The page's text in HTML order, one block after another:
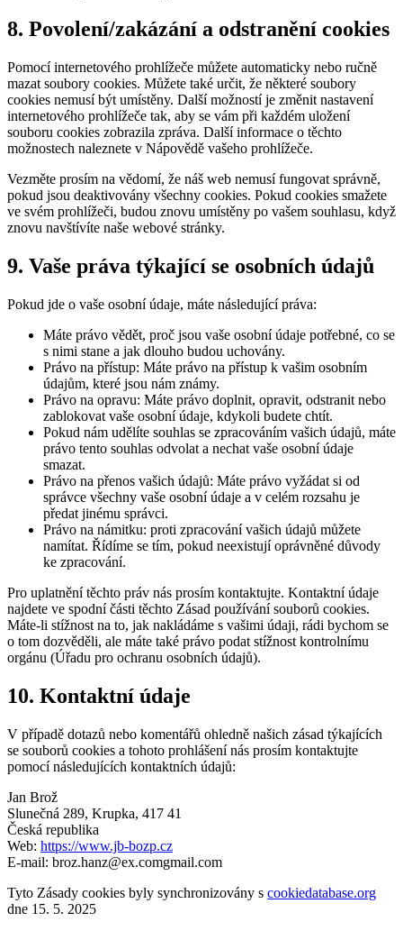
8. Povolení/zakázání a odstranění cookies
Pomocí internetového prohlížeče můžete automaticky nebo ručně
mazat soubory cookies. Můžete také určit, že některé soubory
cookies nemusí být umístěny. Další možností je změnit nastavení
internetového prohlížeče tak, aby se vám při každém uložení
souboru cookies zobrazila zpráva. Další informace o těchto
možnostech naleznete v Nápovědě vašeho prohlížeče.
Vezměte prosím na vědomí, že náš web nemusí fungovat správně,
pokud jsou deaktivovány všechny cookies. Pokud cookies smažete
ve svém prohlížeči, budou znovu umístěny po vašem souhlasu, když
znovu navštívíte naše webové stránky.
9. Vaše práva týkající se osobních údajů
Pokud jde o vaše osobní údaje, máte následující práva:
Máte právo vědět, proč jsou vaše osobní údaje potřebné, co se
s nimi stane a jak dlouho budou uchovány.
Právo na přístup: Máte právo na přístup k vašim osobním
údajům, které jsou nám známy.
Právo na opravu: Máte právo doplnit, opravit, odstranit nebo
zablokovat vaše osobní údaje, kdykoli budete chtít.
Pokud nám udělíte souhlas se zpracováním vašich údajů, máte
právo tento souhlas odvolat a nechat vaše osobní údaje
smazat.
Právo na přenos vašich údajů: Máte právo vyžádat si od
správce všechny vaše osobní údaje a v celém rozsahu je
předat jinému správci.
Právo na námitku: proti zpracování vašich údajů můžete
namítat. Řídíme se tím, pokud neexistují oprávněné důvody
ke zpracování.
Pro uplatnění těchto práv nás prosím kontaktujte. Kontaktní údaje
najdete ve spodní části těchto Zásad používání souborů cookies.
Máte-li stížnost na to, jak nakládáme s vašimi údaji, rádi bychom se
o tom dozvěděli, ale máte také právo podat stížnost kontrolnímu
orgánu (Úřadu pro ochranu osobních údajů).
10. Kontaktní údaje
V případě dotazů nebo komentářů ohledně našich zásad týkajících
se souborů cookies a tohoto prohlášení nás prosím kontaktujte
pomocí následujících kontaktních údajů:
Jan Brož
Slunečná 289, Krupka, 417 41
Česká republika
Web: https://www.jb-bozp.cz
E-mail: broz.hanz@ex.comgmail.com
Tyto Zásady cookies byly synchronizovány s cookiedatabase.org
dne 15. 5. 2025